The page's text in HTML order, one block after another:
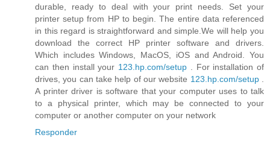
durable, ready to deal with your print needs. Set your
printer setup from HP to begin. The entire data referenced
in this regard is straightforward and simple.We will help you
download the correct HP printer software and drivers.
Which includes Windows, MacOS, iOS and Android. You
can then install your 123.hp.com/setup . For installation of
drives, you can take help of our website 123.hp.com/setup.
A printer driver is software that your computer uses to talk
to a physical printer, which may be connected to your
computer or another computer on your network
Responder